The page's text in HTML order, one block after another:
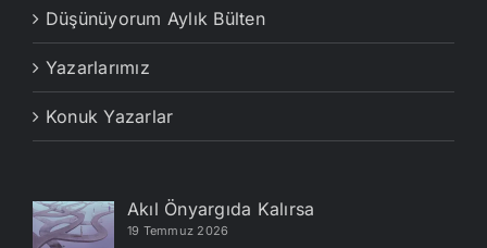
Düşünüyorum Aylık Bülten
Yazarlarımız
Konuk Yazarlar
Akıl Önyargıda Kalırsa
19 Temmuz 2026